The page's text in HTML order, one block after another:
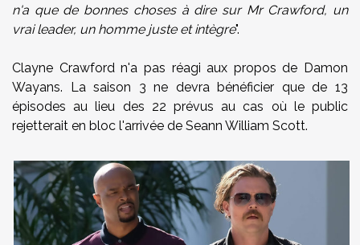
n'a que de bonnes choses à dire sur Mr Crawford, un
vrai leader, un homme juste et intègre".
Clayne Crawford n'a pas réagi aux propos de Damon
Wayans. La saison 3 ne devra bénéficier que de 13
épisodes au lieu des 22 prévus au cas où le public
rejetterait en bloc l'arrivée de Seann William Scott.